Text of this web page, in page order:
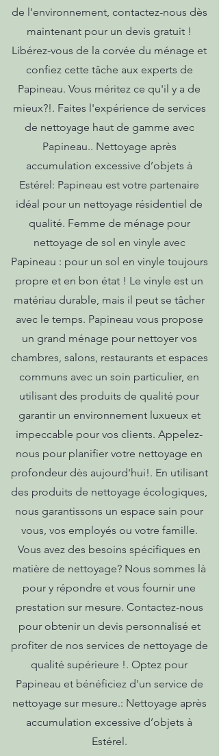
de l'environnement, contactez-nous dès
maintenant pour un devis gratuit !
Libérez-vous de la corvée du ménage et
confiez cette tâche aux experts de
Papineau. Vous méritez ce qu'il y a de
mieux?!. Faites l'expérience de services
de nettoyage haut de gamme avec
Papineau.. Nettoyage après
accumulation excessive d’objets à
Estérel: Papineau est votre partenaire
idéal pour un nettoyage résidentiel de
qualité. Femme de ménage pour
nettoyage de sol en vinyle avec
Papineau : pour un sol en vinyle toujours
propre et en bon état ! Le vinyle est un
matériau durable, mais il peut se tâcher
avec le temps. Papineau vous propose
un grand ménage pour nettoyer vos
chambres, salons, restaurants et espaces
communs avec un soin particulier, en
utilisant des produits de qualité pour
garantir un environnement luxueux et
impeccable pour vos clients. Appelez-
nous pour planifier votre nettoyage en
profondeur dès aujourd'hui!. En utilisant
des produits de nettoyage écologiques,
nous garantissons un espace sain pour
vous, vos employés ou votre famille.
Vous avez des besoins spécifiques en
matière de nettoyage? Nous sommes là
pour y répondre et vous fournir une
prestation sur mesure. Contactez-nous
pour obtenir un devis personnalisé et
profiter de nos services de nettoyage de
qualité supérieure !. Optez pour
Papineau et bénéficiez d'un service de
nettoyage sur mesure.: Nettoyage après
accumulation excessive d’objets à
Estérel.